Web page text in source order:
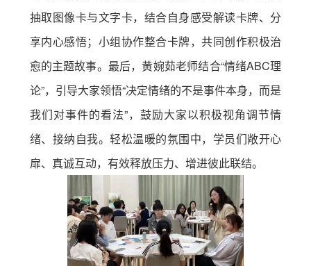
抽取图像卡与文字卡，结合自身感受解读卡牌、分
享内心感悟；小组协作整合卡牌，共同创作积极治
愈的主题故事。最后，黄婉茹老师结合“情绪ABC理
论”，引导大家领悟“决定情绪的不是事件本身，而是
我们对事件的看法”，鼓励大家以积极视角调节情
绪、接纳自我。轻松温暖的氛围中，学员们敞开心
扉、真诚互动，有效释放压力、增进彼此联结。